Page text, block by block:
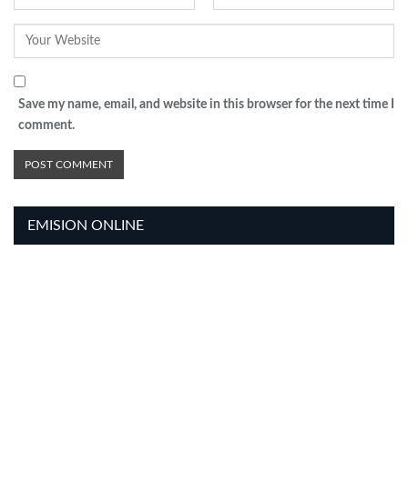
Save my name, email, and website in this browser for the next time I
comment.
EMISION ONLINE